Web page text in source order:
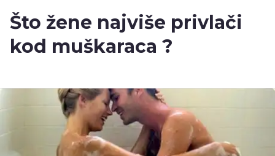
Što žene najviše privlači
kod muškaraca ?